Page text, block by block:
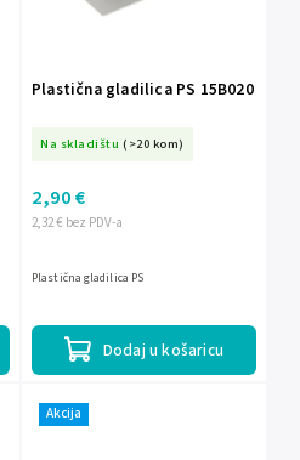
Plastična gladilica PS 15B020
Na skladištu (>20 kom)
2,32 € bez PDV-a
2,90 €
Dodaj u košaricu
Plastična gladilica PS
Akcija